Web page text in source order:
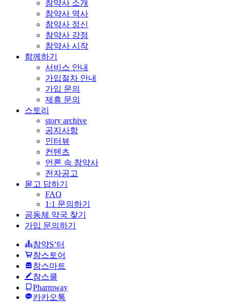
참약사 소개
참약사 역사
참약사 정신
참약사 강점
참약사 시작
함께하기
서비스 안내
가입절차 안내
가입 문의
제휴 문의
스토리
story archive
공지사항
인터뷰
컨텐츠
언론 속 참약사
전자공고
묻고 답하기
FAQ
1:1 문의하기
공동체 약국 찾기
가입 문의하기
참약S’터
참스토어
참스마트
참스쿨
Pharmway
카카오톡